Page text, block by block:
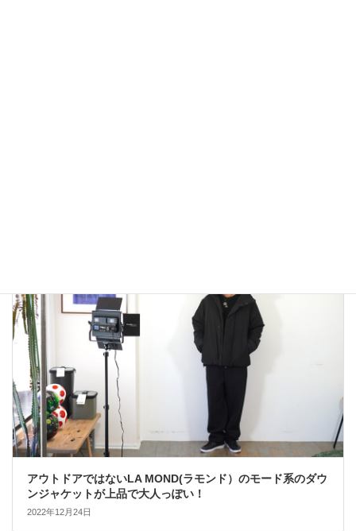
アウトドアではないLA MOND(ラモンド）のモード系のダウ
ンジャケットが上品で大人っぽい！
2022年12月24日